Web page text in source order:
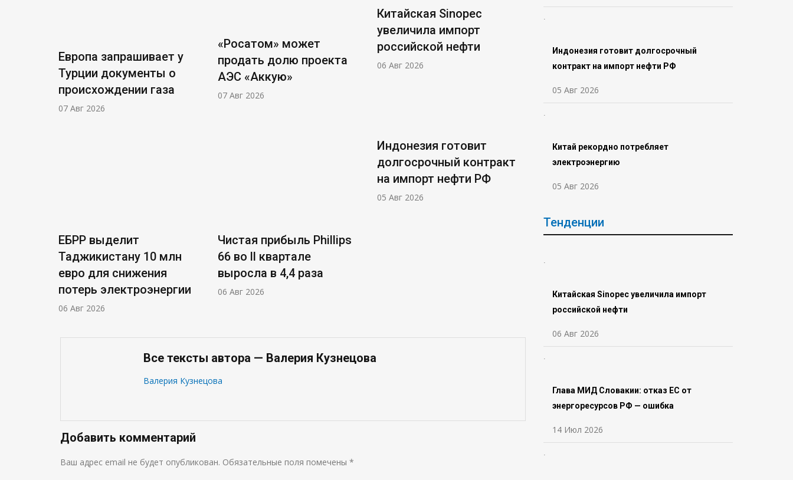
Европа запрашивает у
Турции документы о
происхождении газа
07 Авг 2026
«Росатом» может
продать долю проекта
АЭС «Аккую»
07 Авг 2026
Китайская Sinopec
увеличила импорт
российской нефти
06 Авг 2026
ЕБРР выделит
Таджикистану 10 млн
евро для снижения
потерь электроэнергии
06 Авг 2026
Чистая прибыль Phillips
66 во ll квартале
выросла в 4,4 раза
06 Авг 2026
Индонезия готовит
долгосрочный контракт
на импорт нефти РФ
05 Авг 2026
Все тексты автора — Валерия Кузнецова
Валерия Кузнецова
Добавить комментарий
Ваш адрес email не будет опубликован. Обязательные поля помечены *
Индонезия готовит долгосрочный
контракт на импорт нефти РФ
05 Авг 2026
Китай рекордно потребляет
электроэнергию
05 Авг 2026
Тенденции
Китайская Sinopec увеличила импорт
российской нефти
06 Авг 2026
Глава МИД Словакии: отказ ЕС от
энергоресурсов РФ — ошибка
14 Июл 2026